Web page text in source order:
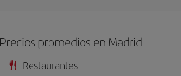
Precios promedios en Madrid
Restaurantes